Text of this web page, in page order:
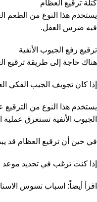
كتلة ترقيع العظام
يستخدم هذا النوع من الطعم
فيه ضرس العقل.
ترقيع رفع الجيوب الأنفية
هناك حاجة إلى طريقة ترقيع
إذا كان تجويف الجيب الفكي
يستخدم هذا النوع من
الجيوب الأنفية تستغرق عملية الشفاء
في حين أن ترقيع العظام قد
إذا كنت ترغب في تحديد موعد
اقرأ أيضاً: اسباب تسوس